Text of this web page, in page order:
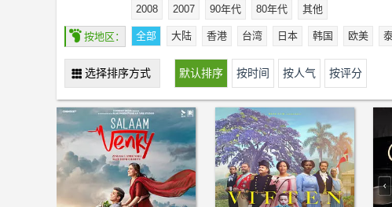
2008
2007 90年代 80年代 其他
󰉿 按地区： 全部 大陆 香港 台湾 日本 韩国 欧美
󰅙 选择排序方式 默认排序 按时间 按人气 按评分